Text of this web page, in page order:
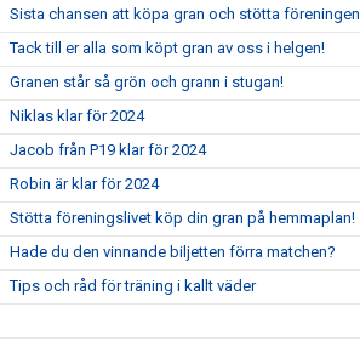
Sista chansen att köpa gran och stötta föreningen
Tack till er alla som köpt gran av oss i helgen!
Granen står så grön och grann i stugan!
Niklas klar för 2024
Jacob från P19 klar för 2024
Robin är klar för 2024
Stötta föreningslivet köp din gran på hemmaplan!
Hade du den vinnande biljetten förra matchen?
Tips och råd för träning i kallt väder